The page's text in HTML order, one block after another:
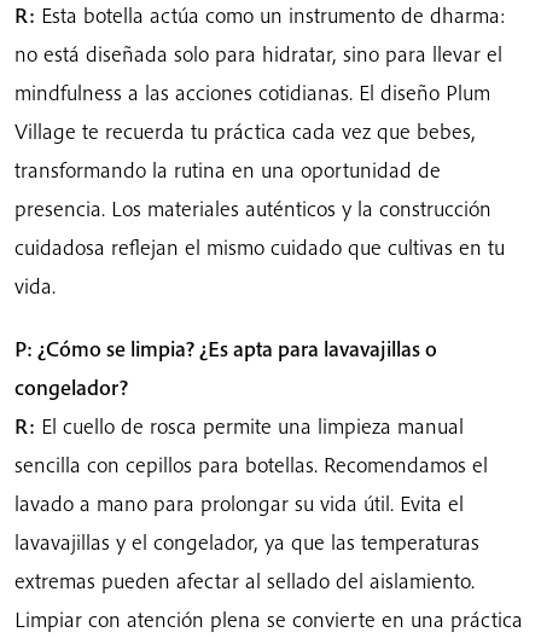
R: Esta botella actúa como un instrumento de dharma:
no está diseñada solo para hidratar, sino para llevar el
mindfulness a las acciones cotidianas. El diseño Plum
Village te recuerda tu práctica cada vez que bebes,
transformando la rutina en una oportunidad de
presencia. Los materiales auténticos y la construcción
cuidadosa reflejan el mismo cuidado que cultivas en tu
vida.
P: ¿Cómo se limpia? ¿Es apta para lavavajillas o
congelador?
R: El cuello de rosca permite una limpieza manual
sencilla con cepillos para botellas. Recomendamos el
lavado a mano para prolongar su vida útil. Evita el
lavavajillas y el congelador, ya que las temperaturas
extremas pueden afectar al sellado del aislamiento.
Limpiar con atención plena se convierte en una práctica